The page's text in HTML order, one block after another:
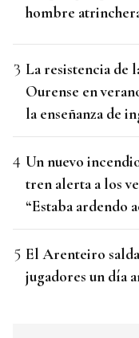
hombre
La resistencia de
Ourense en
la enseñanza de
Un nuevo
tren alerta a los
“Estaba ardendo
El Arenteiro
jugadores un día